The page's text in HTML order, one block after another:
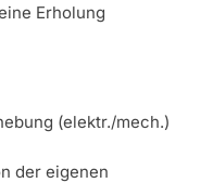
Erholung
(elektr./mech.)
der eigenen